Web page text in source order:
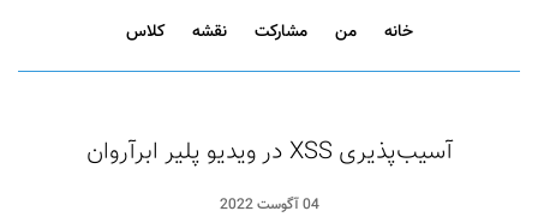
خانه من مشارکت نقشه کلاس
آسیب‌پذیری XSS در ویدیو پلیر ابرآروان
04 آگوست 2022